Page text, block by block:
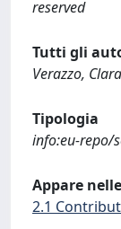
reserved
Tutti gli
Verazzo, Clara
Tipologia
info:eu-repo/
Appare
2.1